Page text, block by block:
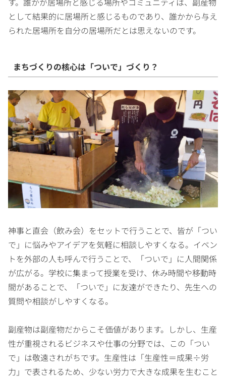
として結果的に居場所と感じるものであり、誰かから与え
られた居場所を自分の居場所だとは思えないのです。
まちづくりの核心は「ついで」づくり？
神事と直会（飲み会）をセットで行うことで、皆が「つい
で」に悩みやアイデアを気軽に相談しやすくなる。イベン
トを外部の人も呼んで行うことで、「ついで」に人間関係
が広がる。学校に集まって授業を受け、休み時間や移動時
間があることで、「ついで」に友達ができたり、先生への
質問や相談がしやすくなる。
副産物は副産物だからこそ価値があります。しかし、生産
性が重視されるビジネスや仕事の分野では、この「つい
で」は敬遠されがちです。生産性は「生産性＝成果÷労
力」で表されるため、少ない労力で大きな成果を生むこと